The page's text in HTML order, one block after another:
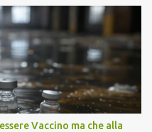
scuotere chiunque abbia
propria testa. Per il vaccino
condizionata,
mai utilizzate prima su
e di discussione
La tua. Lo si somministra
fattori di rischio, spesso già
Vaccino ma che alla